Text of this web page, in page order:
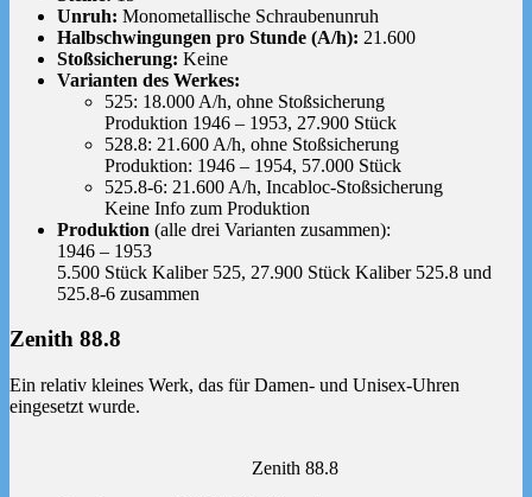
Unruh: Monometallische Schraubenunruh
Halbschwingungen pro Stunde (A/h): 21.600
Stoßsicherung: Keine
Varianten des Werkes:
525: 18.000 A/h, ohne Stoßsicherung
Produktion 1946 – 1953, 27.900 Stück
528.8: 21.600 A/h, ohne Stoßsicherung
Produktion: 1946 – 1954, 57.000 Stück
525.8-6: 21.600 A/h, Incabloc-Stoßsicherung
Keine Info zum Produktion
Produktion (alle drei Varianten zusammen):
1946 – 1953
5.500 Stück Kaliber 525, 27.900 Stück Kaliber 525.8 und
525.8-6 zusammen
Zenith 88.8
Ein relativ kleines Werk, das für Damen- und Unisex-Uhren
eingesetzt wurde.
Zenith 88.8